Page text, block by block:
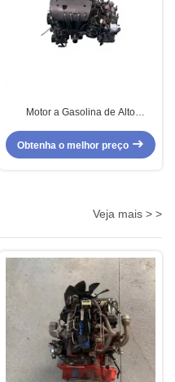
Motor a Gasolina de Alto
cilindros para Mitsubishi Japão
Obtenha o melhor preço
Veja mais > >